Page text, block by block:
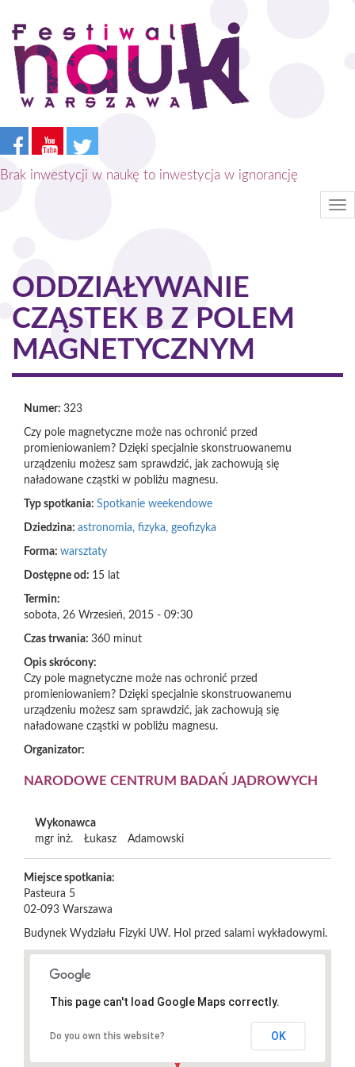
Przejdź
treści
Brak inwestycji w naukę to inwestycja w ignorancję
ODDZIAŁYWANIE
CZĄSTEK Β Z POLEM
MAGNETYCZNYM
Numer: 323
Czy pole magnetyczne może nas ochronić przed
promieniowaniem? Dzięki specjalnie skonstruowanemu
urządzeniu możesz sam sprawdzić, jak zachowują się
naładowane cząstki w pobliżu magnesu.
Typ spotkania: Spotkanie weekendowe
Dziedzina: astronomia, fizyka, geofizyka
Forma: warsztaty
Dostępne od: 15 lat
Termin:
sobota, 26 Wrzesień, 2015 - 09:30
Czas trwania: 360 minut
Opis skrócony:
Czy pole magnetyczne może nas ochronić przed
promieniowaniem? Dzięki specjalnie skonstruowanemu
urządzeniu możesz sam sprawdzić, jak zachowują się
naładowane cząstki w pobliżu magnesu.
Organizator:
NARODOWE CENTRUM BADAŃ JĄDROWYCH
Wykonawca
mgr inż.
Łukasz Adamowski
Miejsce spotkania:
Pasteura 5
02-093 Warszawa
Budynek Wydziału Fizyki UW. Hol przed salami wykładowymi.
This page can't load Google Maps correctly.
Do you own this website? OK